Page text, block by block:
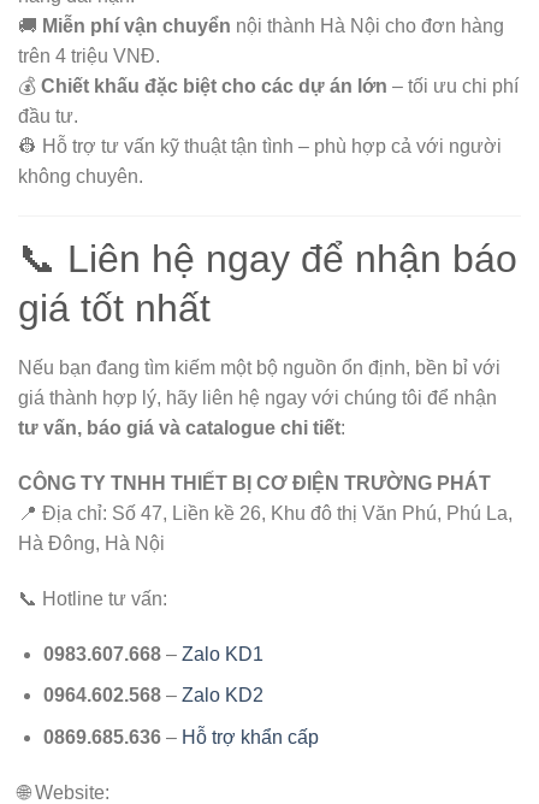
🚚 Miễn phí vận chuyển nội thành Hà Nội cho đơn hàng
trên 4 triệu VNĐ.
💰 Chiết khấu đặc biệt cho các dự án lớn – tối ưu chi phí
đầu tư.
👷 Hỗ trợ tư vấn kỹ thuật tận tình – phù hợp cả với người
không chuyên.
📞 Liên hệ ngay để nhận báo
giá tốt nhất
Nếu bạn đang tìm kiếm một bộ nguồn ổn định, bền bỉ với
giá thành hợp lý, hãy liên hệ ngay với chúng tôi để nhận
tư vấn, báo giá và catalogue chi tiết:
CÔNG TY TNHH THIẾT BỊ CƠ ĐIỆN TRƯỜNG PHÁT
📍 Địa chỉ: Số 47, Liền kề 26, Khu đô thị Văn Phú, Phú La,
Hà Đông, Hà Nội
📞 Hotline tư vấn:
0983.607.668– Zalo KD1
0964.602.568– Zalo KD2
0869.685.636– Hỗ trợ khẩn cấp
🌐 Website: